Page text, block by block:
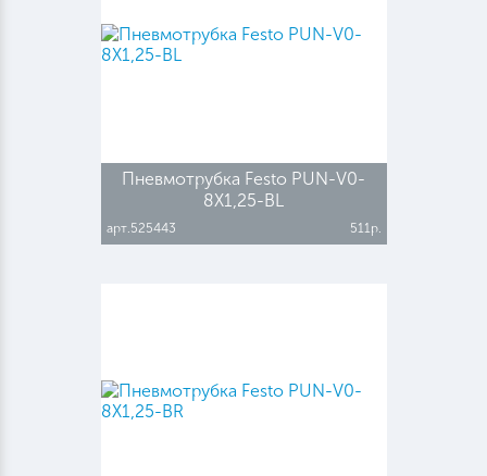
Пневмотрубка Festo PUN-V0-
8X1,25-BL
арт.525443 511р.